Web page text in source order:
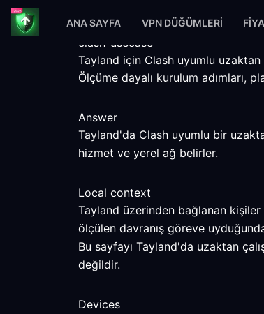
ANA SAYFA VPN DÜĞÜMLERI
clash-usecase
Tayland için Clash uyumlu uzaktan
Ölçüme dayalı kurulum adımları,
Answer
Tayland'da Clash uyumlu bir
hizmet ve yerel ağ belirler.
Local context
Tayland üzerinden bağlanan
ölçülen davranış göreve
Bu sayfayı Tayland'da uzaktan
değildir.
Devices